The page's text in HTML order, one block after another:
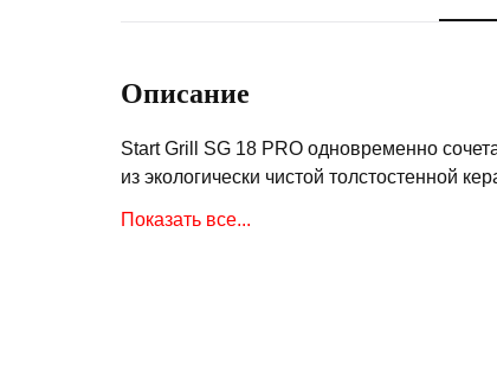
Описание
Start Grill SG 18 PRO одновременно
из экологически чистой толстостенной
Показать все...